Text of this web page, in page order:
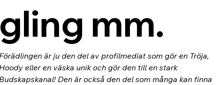
mm.
är ju den del av profilmediat som gör en Tröja,
eller en väska unik och gör den till en stark
Den är också den del som många kan finna